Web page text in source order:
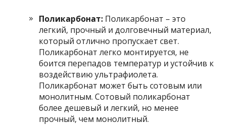
Поликарбонат: Поликарбонат – это
легкий, прочный и долговечный материал,
который отлично пропускает свет.
Поликарбонат легко монтируется, не
боится перепадов температур и устойчив к
воздействию ультрафиолета.
Поликарбонат может быть сотовым или
монолитным. Сотовый поликарбонат
более дешевый и легкий, но менее
прочный, чем монолитный.